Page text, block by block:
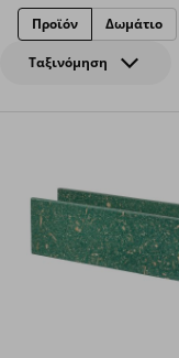
Ταξινόμηση
Προϊόν Δωμάτιο